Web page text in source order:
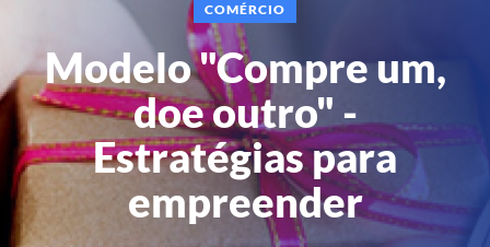
COMÉRCIO
Modelo "Compre um,
doe outro" -
Estratégias para
empreender